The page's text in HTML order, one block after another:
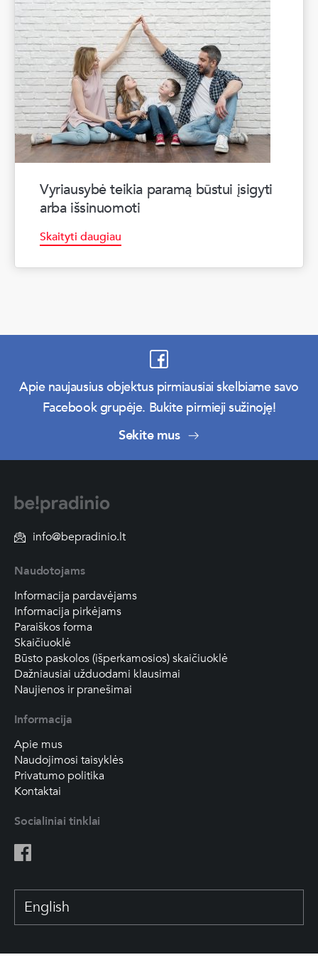
Vyriausybė teikia paramą būstui įsigyti
arba išsinuomoti
Skaityti daugiau
Apie naujausius objektus pirmiausiai skelbiame savo
Facebook grupėje. Bukite pirmieji sužinoję!
Sekite mus
info@bepradinio.lt
Naudotojams
Informacija pardavėjams
Informacija pirkėjams
Paraiškos forma
Skaičiuoklė
Būsto paskolos (išperkamosios) skaičiuoklė
Dažniausiai užduodami klausimai
Naujienos ir pranešimai
Informacija
Apie mus
Naudojimosi taisyklės
Privatumo politika
Kontaktai
Socialiniai tinklai
English